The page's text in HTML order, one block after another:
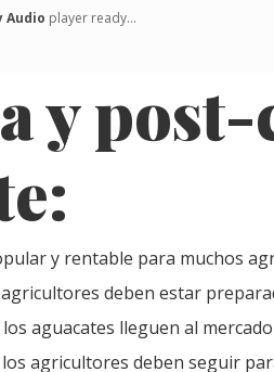
Audio player ready...
y
y rentable para muchos
deben estar
aguacates lleguen al
agricultores deben seguir